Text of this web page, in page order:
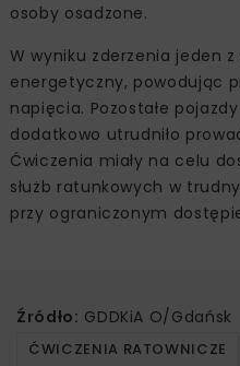
osoby osadzone.
W wyniku zderzenia jeden z
energetyczny, powodując
napięcia. Pozostałe
dodatkowo utrudniło
Ćwiczenia miały na celu
służb ratunkowych w
przy ograniczonym
Źródło: GDDKiA O/Gdańsk
ĆWICZENIA RATOWNICZE